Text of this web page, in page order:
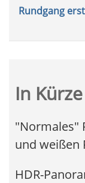
Rundgang
In Kürze
"Normales"
und weißen
HDR-